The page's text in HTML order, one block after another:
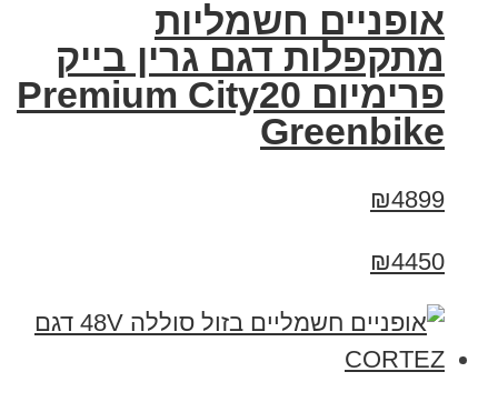
אופניים חשמליות
מתקפלות דגם גרין בייק
פרימיום Premium City20
Greenbike
₪4899
₪4450